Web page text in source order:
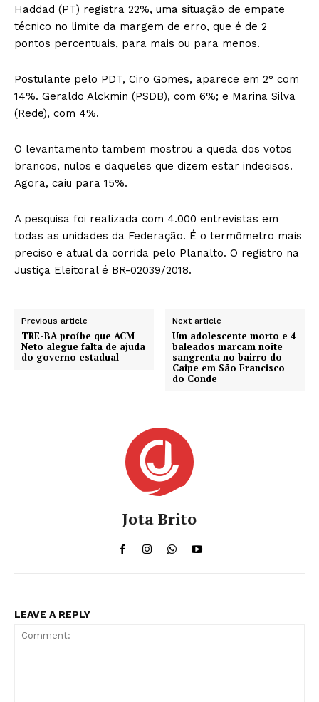
Haddad (PT) registra 22%, uma situação de empate
técnico no limite da margem de erro, que é de 2
pontos percentuais, para mais ou para menos.
Postulante pelo PDT, Ciro Gomes, aparece em 2° com
14%. Geraldo Alckmin (PSDB), com 6%; e Marina Silva
(Rede), com 4%.
O levantamento tambem mostrou a queda dos votos
brancos, nulos e daqueles que dizem estar indecisos.
Agora, caiu para 15%.
A pesquisa foi realizada com 4.000 entrevistas em
todas as unidades da Federação. É o termômetro mais
preciso e atual da corrida pelo Planalto. O registro na
Justiça Eleitoral é BR-02039/2018.
Previous article
TRE-BA proíbe que ACM
Neto alegue falta de ajuda
do governo estadual
Next article
Um adolescente morto e 4
baleados marcam noite
sangrenta no bairro do
Caipe em São Francisco
do Conde
Jota Brito
LEAVE A REPLY